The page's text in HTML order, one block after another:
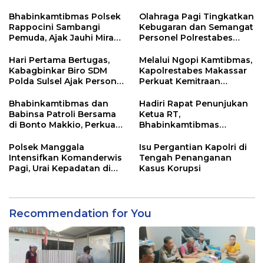
Masyarakat
Bhabinkamtibmas Polsek
Rappocini Sambangi
Pemuda, Ajak Jauhi Miras,
Olahraga Pagi Tingkatkan
Kebugaran dan Semangat
Personel Polrestabes
Hari Pertama Bertugas,
Kabagbinkar Biro SDM
Polda Sulsel Ajak Personel
Kebersihan
Melalui Ngopi Kamtibmas,
Kapolrestabes Makassar
Perkuat Kemitraan
Bhabinkamtibmas dan
Babinsa Patroli Bersama
di Bonto Makkio, Perkuat
Hadiri Rapat Penunjukan
Ketua RT,
Bhabinkamtibmas
Pentingnya Sinergi
dengan Warga
Polsek Manggala
Intensifkan Komanderwis
Pagi, Urai Kepadatan di
Isu Pergantian Kapolri di
Tengah Penanganan
Kasus Korupsi
Recommendation for You